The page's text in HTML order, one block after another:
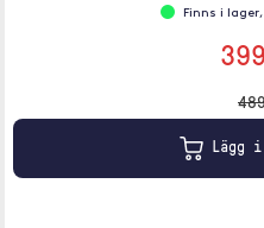
Finns i
Lägg